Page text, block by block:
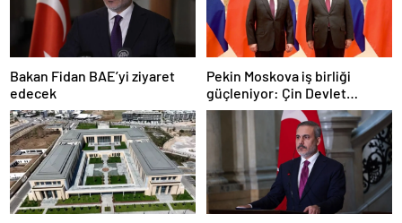
Bakan Fidan BAE’yi ziyaret
edecek
Pekin Moskova iş birliği
güçleniyor: Çin Devlet
Başkanı Zafer Günü için
Rusya’da olacak